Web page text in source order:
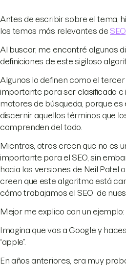
Antes de escribir sobre el tema,
los temas más relevantes de SEO
Al buscar, me encontré algunas
definiciones de este sigiloso
Algunos lo definen como el
importante para ser clasificado e
motores de búsqueda, porque es
discernir aquellos términos que
comprenden del todo.
Mientras, otros creen que no es
importante para el SEO, sin
hacia las versiones de Neil Patel
creen que este algoritmo está
cómo trabajamos el SEO de
Mejor me explico con un ejemplo:
Imagina que vas a Google y
“apple”.
En años anteriores, era muy